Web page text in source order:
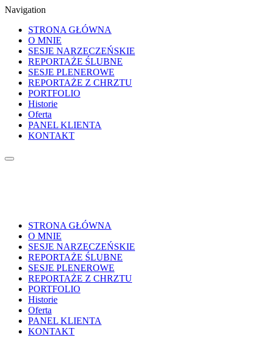
Navigation
STRONA GŁÓWNA
O MNIE
SESJE NARZECZEŃSKIE
REPORTAŻE ŚLUBNE
SESJE PLENEROWE
REPORTAŻE Z CHRZTU
PORTFOLIO
Historie
Oferta
PANEL KLIENTA
KONTAKT
STRONA GŁÓWNA
O MNIE
SESJE NARZECZEŃSKIE
REPORTAŻE ŚLUBNE
SESJE PLENEROWE
REPORTAŻE Z CHRZTU
PORTFOLIO
Historie
Oferta
PANEL KLIENTA
KONTAKT